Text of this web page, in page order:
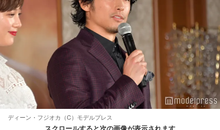
ディーン・フジオカ（C）モデルプレス
スクロールすると次の画像が表示されます